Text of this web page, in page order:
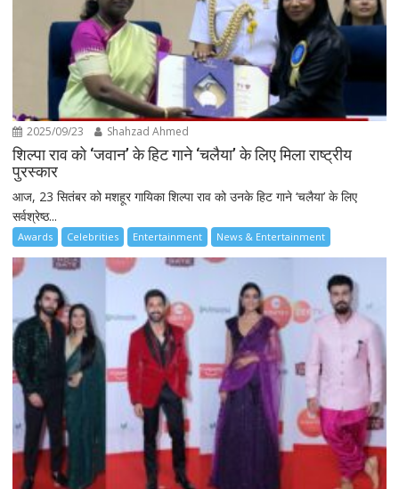
2025/09/23 Shahzad Ahmed
शिल्पा राव को ‘जवान’ के हिट गाने ‘चलैया’ के लिए मिला राष्ट्रीय
पुरस्कार
आज, 23 सितंबर को मशहूर गायिका शिल्पा राव को उनके हिट गाने ‘चलैया’ के लिए
सर्वश्रेष्ठ...
Awards Celebrities Entertainment News & Entertainment